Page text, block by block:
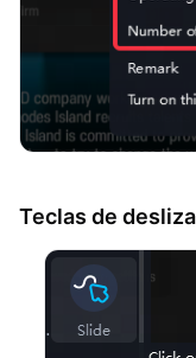
Teclas de